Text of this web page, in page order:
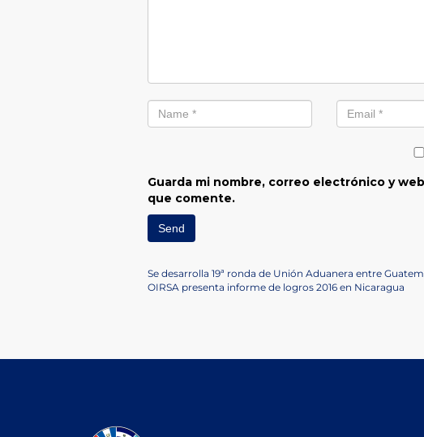
Guarda mi nombre, correo electrónico y
que comente.
Navegación
Previous
Post
Se desarrolla 19ª ronda de Unión Aduanera entre
Next
OIRSA presenta informe de logros 2016 en Nicaragua